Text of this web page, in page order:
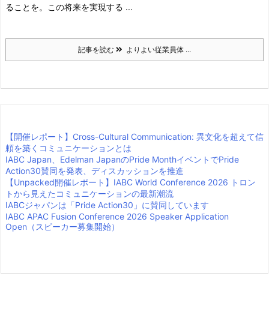
ることを。
この将来を実現する ...
記事を読む よりよい従業員体 ...
【開催レポート】Cross-Cultural Communication: 異文化を超えて信
頼を築くコミュニケーションとは
IABC Japan、Edelman JapanのPride MonthイベントでPride
Action30賛同を発表、ディスカッションを推進
【Unpacked開催レポート】IABC World Conference 2026 トロン
トから見えたコミュニケーションの最新潮流
IABCジャパンは「Pride Action30」に賛同しています
IABC APAC Fusion Conference 2026 Speaker Application
Open（スピーカー募集開始）